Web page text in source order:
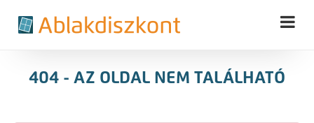
404 - AZ OLDAL NEM TALÁLHATÓ